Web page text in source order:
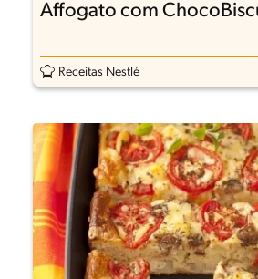
Affogato com
Receitas Nestlé